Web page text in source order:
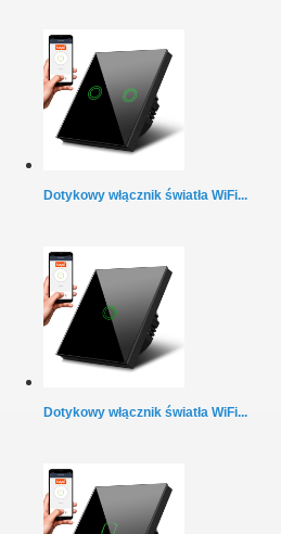
Dotykowy włącznik światła WiFi...
Dotykowy włącznik światła WiFi...